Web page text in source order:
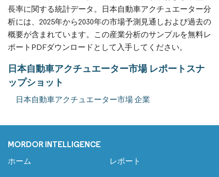
長率に関する統計データ。日本自動車アクチュエーター分
析には、2025年から2030年の市場予測見通しおよび過去の
概要が含まれています。この産業分析のサンプルを無料レ
ポートPDFダウンロードとして入手してください。
日本自動車アクチュエーター市場 レポートスナ
ップショット
日本自動車アクチュエーター市場 企業
MORDOR INTELLIGENCE
ホーム レポート